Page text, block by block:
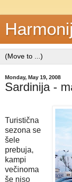
Monday, May 19, 2008
Sardinija -
Turistična
sezona se
šele
prebuja,
kampi
večinoma
še niso